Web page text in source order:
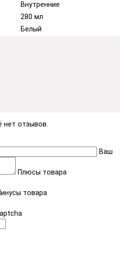
Внутренние
280 мл
Белый
нет отзывов.
Ваш
Плюсы товара
товара